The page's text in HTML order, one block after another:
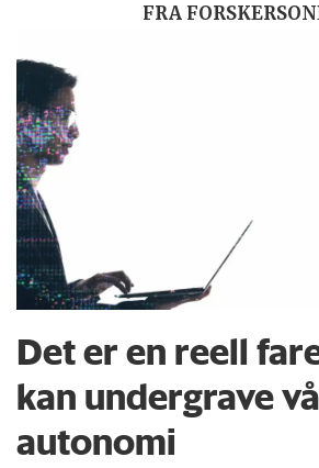
FRA
Det er en reell
kan undergrave
autonomi